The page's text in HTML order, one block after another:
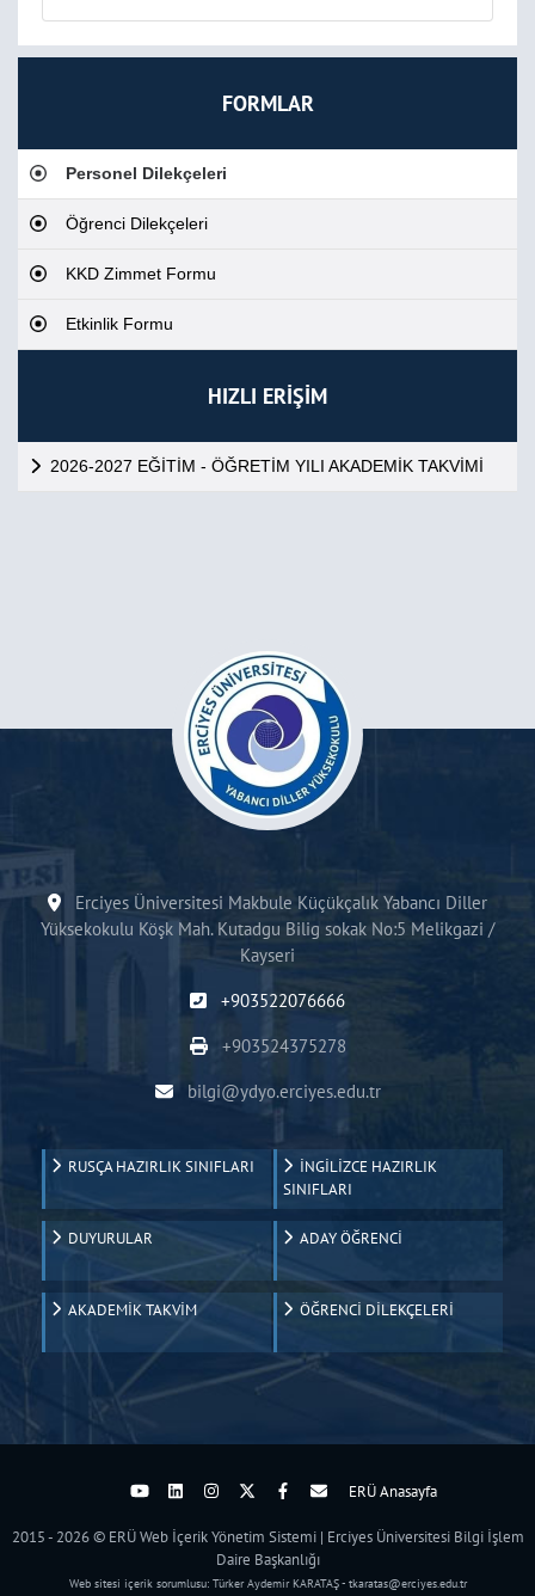
FORMLAR
Personel Dilekçeleri
Öğrenci Dilekçeleri
KKD Zimmet Formu
Etkinlik Formu
HIZLI ERİŞİM
2026-2027 EĞİTİM - ÖĞRETİM YILI AKADEMİK TAKVİMİ
Erciyes Üniversitesi Makbule Küçükçalık Yabancı Diller
Yüksekokulu Köşk Mah. Kutadgu Bilig sokak No:5 Melikgazi /
Kayseri
+903522076666
+903524375278
bilgi@ydyo.erciyes.edu.tr
RUSÇA HAZIRLIK SINIFLARI
İNGİLİZCE HAZIRLIK
SINIFLARI
DUYURULAR ADAY ÖĞRENCİ
AKADEMİK TAKVİM ÖĞRENCİ DİLEKÇELERİ
ERÜ Anasayfa
2015 - 2026 © ERÜ Web İçerik Yönetim Sistemi | Erciyes Üniversitesi Bilgi İşlem
Daire Başkanlığı
Web sitesi içerik sorumlusu: Türker Aydemir KARATAŞ - tkaratas@erciyes.edu.tr